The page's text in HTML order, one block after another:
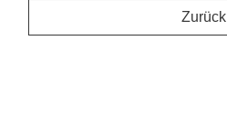
Zurück